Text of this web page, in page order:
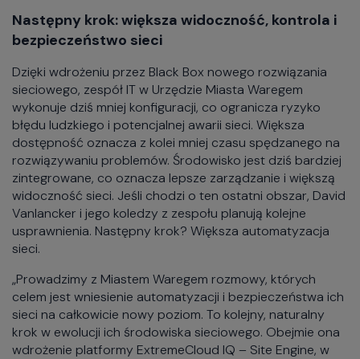
Następny krok: większa widoczność, kontrola i
bezpieczeństwo sieci
Dzięki wdrożeniu przez Black Box nowego rozwiązania
sieciowego, zespół IT w Urzędzie Miasta Waregem
wykonuje dziś mniej konfiguracji, co ogranicza ryzyko
błędu ludzkiego i potencjalnej awarii sieci. Większa
dostępność oznacza z kolei mniej czasu spędzanego na
rozwiązywaniu problemów. Środowisko jest dziś bardziej
zintegrowane, co oznacza lepsze zarządzanie i większą
widoczność sieci. Jeśli chodzi o ten ostatni obszar, David
Vanlancker i jego koledzy z zespołu planują kolejne
usprawnienia. Następny krok? Większa automatyzacja
sieci.
„Prowadzimy z Miastem Waregem rozmowy, których
celem jest wniesienie automatyzacji i bezpieczeństwa ich
sieci na całkowicie nowy poziom. To kolejny, naturalny
krok w ewolucji ich środowiska sieciowego. Obejmie ona
wdrożenie platformy ExtremeCloud IQ – Site Engine, w